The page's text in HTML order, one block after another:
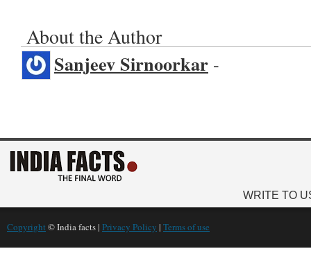
About the Author
Sanjeev Sirnoorkar -
WRITE TO
Copyright © India facts | Privacy Policy | Terms of use